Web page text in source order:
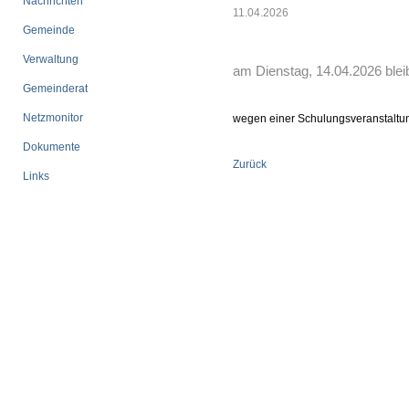
Gemeinde
Verwaltung
Gemeinderat
Netzmonitor
Dokumente
Links
11.04.2026
am Dienstag, 14.04.2026
wegen einer
Zurück